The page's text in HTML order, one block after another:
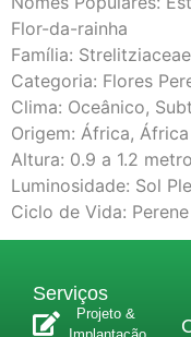
Flor-da-rainha
Família: Strelitziaceae
Categoria: Flores
Clima: Oceânico,
Origem: África,
Altura: 0.9 a 1.2
Luminosidade: Sol
Ciclo de Vida: Perene
Serviços
Projeto &